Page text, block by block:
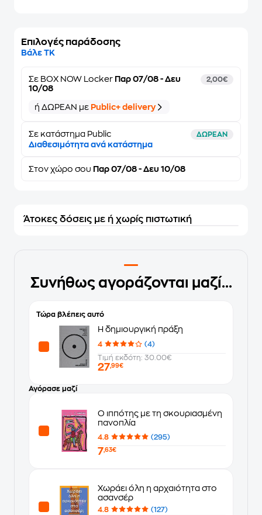
Επιλογές παράδοσης
Βάλε ΤΚ
Σε BOX NOW Locker Παρ 07/08 - Δευ
10/08
2,00€
ή ΔΩΡΕΑΝ με Public+ delivery
Σε κατάστημα Public ΔΩΡΕΑΝ
Διαθεσιμότητα ανά κατάστημα
Στον χώρο σου Παρ 07/08 - Δευ 10/08
Άτοκες δόσεις με ή χωρίς πιστωτική
Συνήθως αγοράζονται μαζί...
Τώρα βλέπεις αυτό
H δημιουργική πράξη
4
(4)
Τιμή εκδότη: 30.00€
27,99€
Αγόρασε μαζί
Ο ιππότης με τη σκουριασμένη
πανοπλία
4.8 (295)
7,63€
Χωράει όλη η αρχαιότητα στο
ασανσέρ
4.8
(127)